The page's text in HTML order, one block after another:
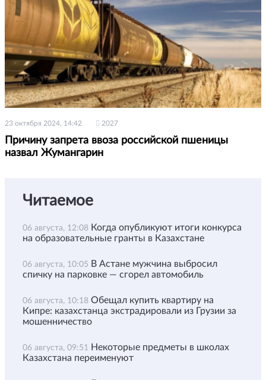
23 октября 2024, 14:42 2027
Причину запрета ввоза российской пшеницы
назвал Жумангарин
Читаемое
06 августа, 12:08 Когда опубликуют итоги конкурса
на образовательные гранты в Казахстане
06 августа, 10:05 В Астане мужчина выбросил
спичку на парковке — сгорел автомобиль
06 августа, 10:18 Обещал купить квартиру на
Кипре: казахстанца экстрадировали из Грузии за
мошенничество
06 августа, 09:51 Некоторые предметы в школах
Казахстана переименуют